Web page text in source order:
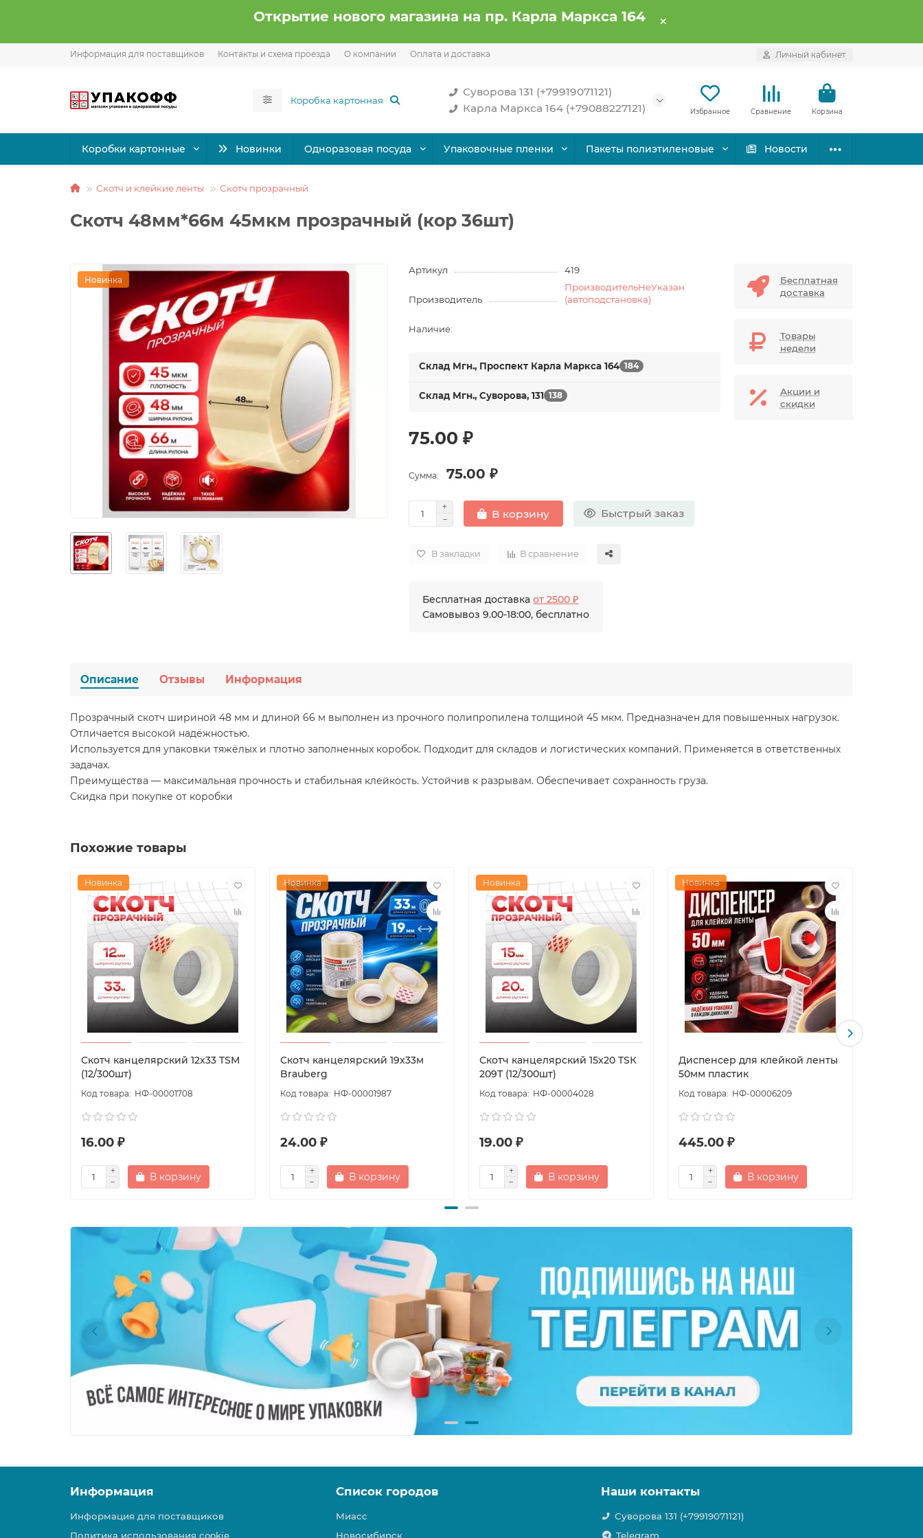
Открытие нового магазина на пр. Карла Маркса 164
Информация для поставщиков Контакты и схема проезда О компании Оплата и доставка Личный кабинет
Суворова 131 (+79919071121)
Карла Маркса 164 (+79088227121)
Избранное Сравнение Корзина
Коробки картонные Новинки Одноразовая посуда Упаковочные пленки Пакеты полиэтиленовые Новости
Скотч и клейкие ленты Скотч прозрачный
Скотч 48мм*66м 45мкм прозрачный (кор 36шт)
Новинка
Артикул 419
Производитель
ПроизводительНеУказан
(автоподстановка)
Наличие:
Склад Мгн., Проспект Карла Маркса 164 184
Склад Мгн., Суворова, 131 138
75.00 ₽
Сумма: 75.00 ₽
В корзину Быстрый заказ
В закладки В сравнение
Бесплатная доставкаот 2500 ₽
Самовывоз 9.00-18:00, бесплатно
Бесплатная
доставка
Товары
недели
Акции и
скидки
Описание Отзывы Информация
Прозрачный скотч шириной 48 мм и длиной 66 м выполнен из прочного полипропилена толщиной 45 мкм. Предназначен для повышенных нагрузок.
Отличается высокой надёжностью.
Используется для упаковки тяжёлых и плотно заполненных коробок. Подходит для складов и логистических компаний. Применяется в ответственных
задачах.
Преимущества — максимальная прочность и стабильная клейкость. Устойчив к разрывам. Обеспечивает сохранность груза.
Скидка при покупке от коробки
Похожие товары
Новинка
Скотч канцелярский 12х33 TSМ
(12/300шт)
НФ-00001708
16.00 ₽
В корзину
Новинка
Скотч канцелярский 19х33м
Brauberg
НФ-00001987
24.00 ₽
В корзину
Новинка
Скотч канцелярский 15х20 TSК
209Т (12/300шт)
НФ-00004028
19.00 ₽
В корзину
Новинка
Диспенсер для клейкой ленты
50мм пластик
НФ-00006209
445.00 ₽
В корзину
Информация
Информация для поставщиков
Политика использования cookie
Список городов
Миасс
Новосибирск
Наши контакты
Суворова 131 (+79919071121)
Telegram